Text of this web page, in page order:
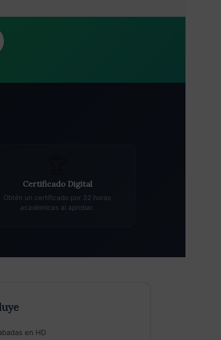
Certificado Digital
Obtén un certificado por 32 horas
académicas al aprobar.
en HD